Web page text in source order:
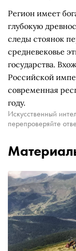
Регион имеет
глубокую
следы стоянок
средневековье
государства.
Российской
современная
году.
Искусственный
перепроверяйте